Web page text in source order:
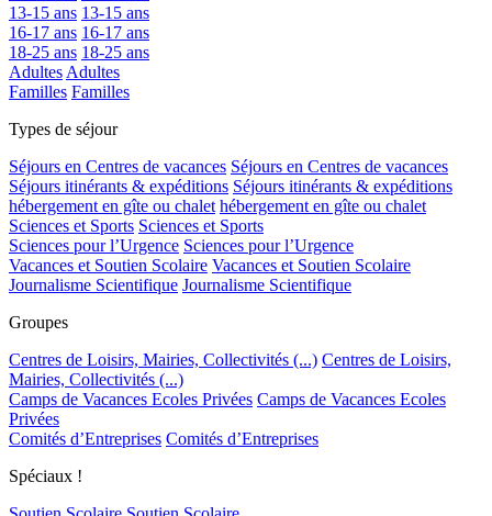
13-15 ans 13-15 ans
16-17 ans 16-17 ans
18-25 ans 18-25 ans
Adultes Adultes
Familles Familles
Types de séjour
Séjours en Centres de vacances Séjours en Centres de vacances
Séjours itinérants & expéditions Séjours itinérants & expéditions
hébergement en gîte ou chalet hébergement en gîte ou chalet
Sciences et Sports Sciences et Sports
Sciences pour l’Urgence Sciences pour l’Urgence
Vacances et Soutien Scolaire Vacances et Soutien Scolaire
Journalisme Scientifique Journalisme Scientifique
Groupes
Centres de Loisirs, Mairies, Collectivités (...) Centres de Loisirs,
Mairies, Collectivités (...)
Camps de Vacances Ecoles Privées Camps de Vacances Ecoles
Privées
Comités d’Entreprises Comités d’Entreprises
Spéciaux !